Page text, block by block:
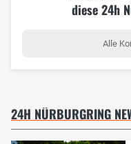
diese 24h
Alle
24H NÜRBURGRING